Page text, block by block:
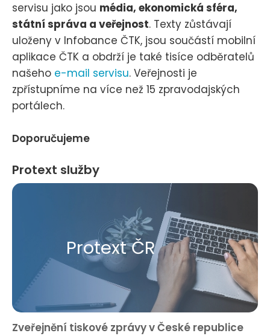
servisu jako jsou média, ekonomická sféra,
státní správa a veřejnost. Texty zůstávají
uloženy v Infobance ČTK, jsou součástí mobilní
aplikace ČTK a obdrží je také tisíce odběratelů
našeho e-mail servisu. Veřejnosti je
zpřístupníme na více než 15 zpravodajských
portálech.
Doporučujeme
Protext služby
Protext ČR
Zveřejnění tiskové zprávy v České republice